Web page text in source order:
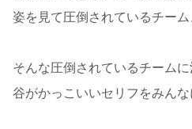
姿を見て圧倒されているチーム
そんな圧倒されているチーム
谷がかっこいいセリフをみんな